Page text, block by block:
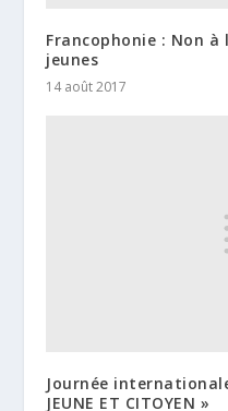
Francophonie : Non à
jeunes
14 août 2017
Journée
JEUNE ET CITOYEN »